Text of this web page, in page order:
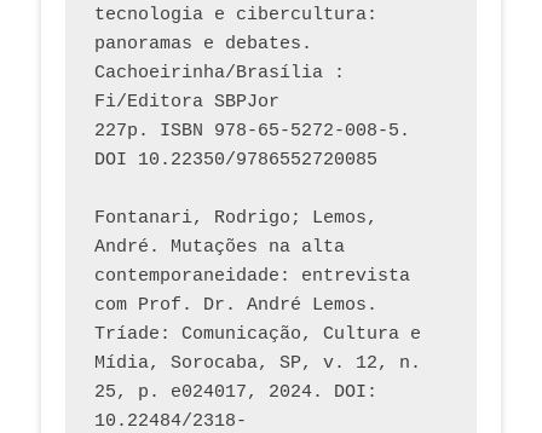
tecnologia e cibercultura:
panoramas e debates.
Cachoeirinha/Brasília :
Fi/Editora SBPJor
227p. ISBN 978-65-5272-008-5.
DOI 10.22350/9786552720085
Fontanari, Rodrigo; Lemos,
André. Mutações na alta
contemporaneidade: entrevista
com Prof. Dr. André Lemos.
Tríade: Comunicação, Cultura e
Mídia, Sorocaba, SP, v. 12, n.
25, p. e024017, 2024. DOI:
10.22484/2318-